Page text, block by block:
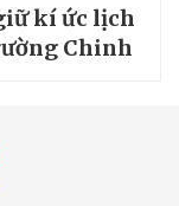
kí ức lịch
Chinh